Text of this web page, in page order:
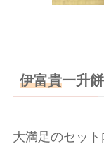
伊富貴一升
大満足のセッ